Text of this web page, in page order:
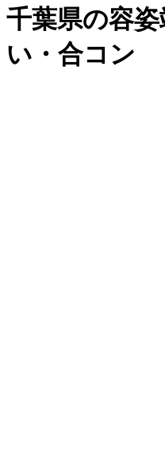
千葉県の容
い・合コン